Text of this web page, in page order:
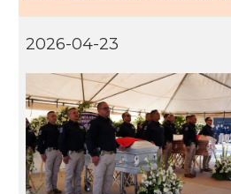
2026-04-23